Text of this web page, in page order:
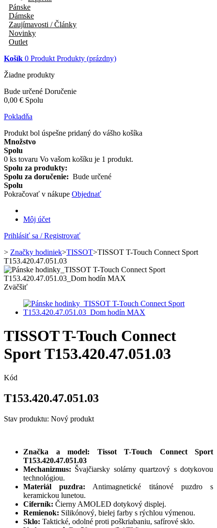
Pánske
Dámske
Zaujímavosti / Články
Novinky
Outlet
Košík 0 Produkt Produkty (prázdny)
Žiadne produkty
Bude určené Doručenie
0,00 € Spolu
Pokladňa
Produkt bol úspešne pridaný do vášho košíka
Množstvo
Spolu
0 ks tovaru Vo vašom košíku je 1 produkt.
Spolu za produkty:
Spolu za doručenie: Bude určené
Spolu
Pokračovať v nákupe Objednať
Môj účet
Prihlásiť sa / Registrovať
> Značky hodiniek>TISSOT>TISSOT T-Touch Connect Sport
T153.420.47.051.03
Zväčšiť
TISSOT T-Touch Connect
Sport T153.420.47.051.03
Kód
T153.420.47.051.03
Stav produktu: Nový produkt
Značka a model:
Tissot T-Touch Connect Sport
T153.420.47.051.03
Mechanizmus: Švajčiarsky solárny quartzový s dotykovou
technológiou.
Materiál puzdra: Antimagnetické titánové puzdro s
keramickou lunetou.
Ciferník: Čierny AMOLED dotykový displej.
Remienok: Silikónový, bielej farby s rýchlou výmenou.
Sklo: Taktické, odolné proti poškriabaniu, safírové sklo.